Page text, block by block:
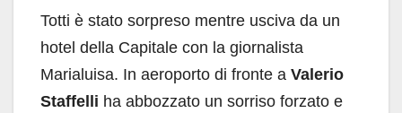
Totti è stato sorpreso mentre usciva da un
hotel della Capitale con la giornalista
Marialuisa. In aeroporto di fronte a Valerio
Staffelli ha abbozzato un sorriso forzato e